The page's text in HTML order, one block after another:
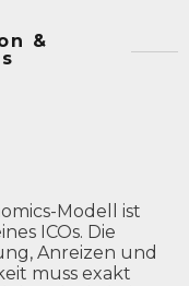
&
Modell ist
ICOs. Die
Anreizen und
muss exakt